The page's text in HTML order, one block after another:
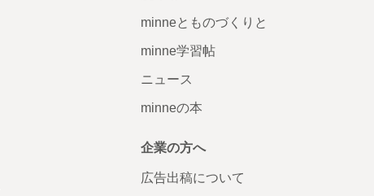
minneとものづくりと
minne学習帖
ニュース
minneの本
企業の方へ
広告出稿について